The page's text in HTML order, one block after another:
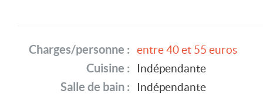
Charges/personne : entre 40 et 55 euros
Cuisine : Indépendante
Salle de bain : Indépendante